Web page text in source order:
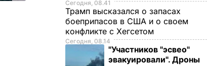
Сегодня, 08.41
Трамп высказался о запасах
боеприпасов в США и о своем
конфликте с Хегсетом
Сегодня, 08.14
"Участников "эсвео"
эвакуировали". Дроны